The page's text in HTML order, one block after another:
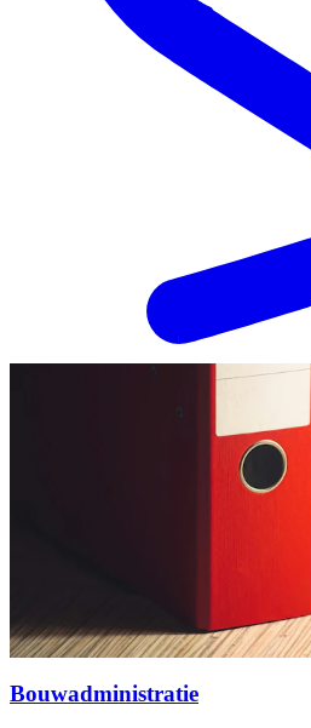
Bouwadministratie